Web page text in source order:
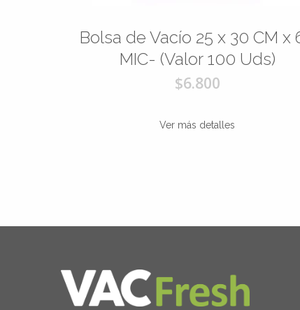
Bolsa de Vacío 25 x 30 CM x
MIC- (Valor 100 Uds)
$6.800
Ver más detalles